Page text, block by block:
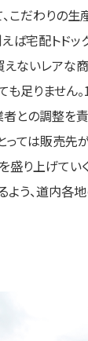
、こだわりの
ば宅配トド
ないレアな
足りません
との調整を
ては販売先
り上げてい
よう、道内